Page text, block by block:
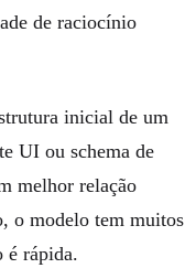
de raciocínio
inicial de um
UI ou schema de
melhor relação
o modelo tem muitos
é rápida.